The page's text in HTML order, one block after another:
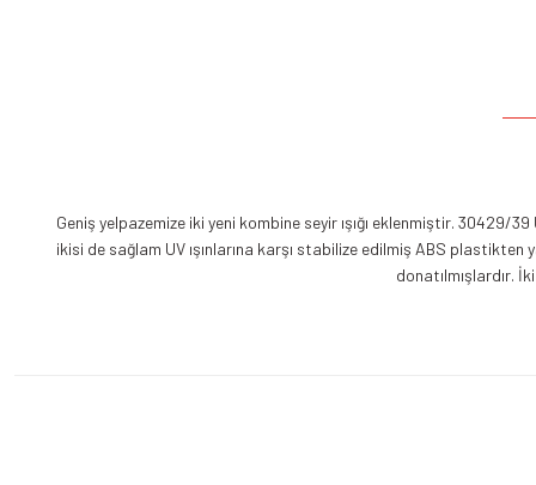
Geniş yelpazemize iki yeni kombine seyir ışığı eklenmiştir.
ikisi de sağlam UV ışınlarına karşı stabilize edilmiş ABS
donatılmışlardır.